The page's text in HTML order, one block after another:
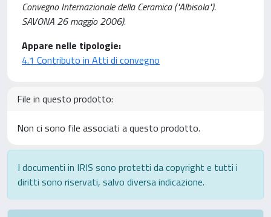
Convegno Internazionale della Ceramica ("Albisola").
SAVONA 26 maggio 2006).
Appare nelle tipologie:
4.1 Contributo in Atti di convegno
File in questo prodotto:
Non ci sono file associati a questo prodotto.
I documenti in IRIS sono protetti da copyright e tutti i
diritti sono riservati, salvo diversa indicazione.